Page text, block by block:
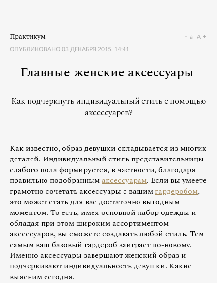
Практикум
ОПУБЛИКОВАНО 03 ДЕКАБРЯ 2015, 14:41
a A
Главные женские аксессуары
Как подчеркнуть индивидуальный стиль с помощью
аксессуаров?
Как известно, образ девушки складывается из многих
деталей. Индивидуальный стиль представительницы
слабого пола формируется, в частности, благодаря
правильно подобраннымаксессуарам. Если вы умеете
грамотно сочетать аксессуары с вашимгардеробом,
это может стать для вас достаточно выгодным
моментом. То есть, имея основной набор одежды и
обладая при этом широким ассортиментом
аксессуаров, вы сможете создавать любой стиль. Тем
самым ваш базовый гардероб заиграет по-новому.
Именно аксессуары завершают женский образ и
подчеркивают индивидуальность девушки. Какие –
выясним сегодня.